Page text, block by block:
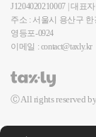
일시적 2주택
득세 부담이
주택 취득시
유세(재산세,
매년 6월 1일
니다. 따라서
경우 6월 1일
관한 특례법
를 받은 주택
시행계획인
신규 주택을
에는 그 이주
다.​정리하면
28조의5 1항
J1204020210007 | 대표
주소 : 서울시 용산구 한
영등포-0924
이메일 : contact@taxly.kr
Ⓒ All rights reserved by